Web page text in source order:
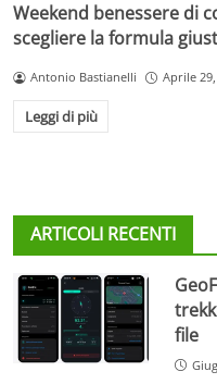
Weekend benessere di
scegliere la formula
Antonio Bastianelli Aprile
Leggi di più
ARTICOLI RECENTI
file